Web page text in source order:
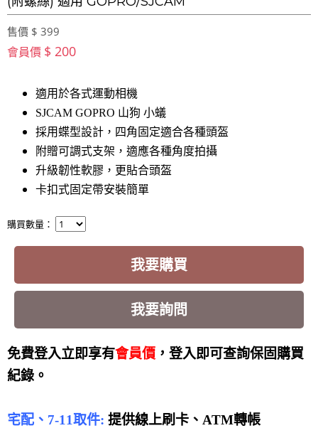
售價 $ 399
會員價 $ 200
適用於各式運動相機
SJCAM GOPRO 山狗 小蟻
採用蝶型設計，四角固定適合各種頭盔
附贈可調式支架，適應各種角度拍攝
升級韌性軟膠，更貼合頭盔
卡扣式固定帶安裝簡單
購買數量：
我要購買
我要詢問
免費登入立即享有會員價 ，登入即可查詢保固購買
紀錄。
宅配、7-11取件: 提供線上刷卡、ATM轉帳